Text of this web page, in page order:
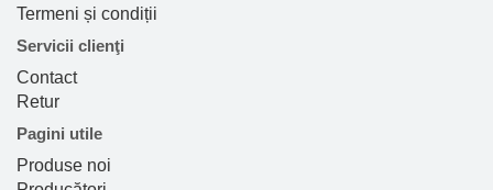
Termeni și condiții
Servicii clienţi
Contact
Retur
Pagini utile
Produse noi